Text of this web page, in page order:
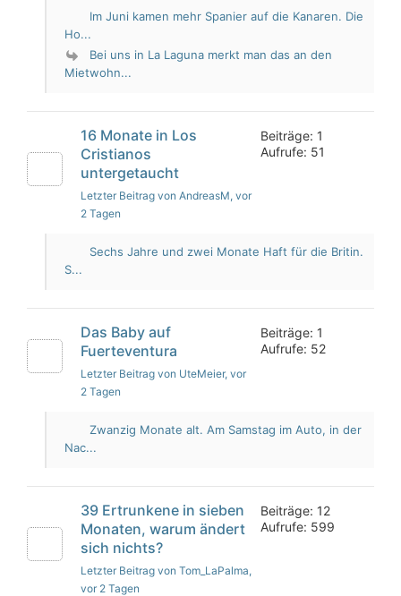
Im Juni kamen mehr Spanier auf die Kanaren. Die
Ho...
Bei uns in La Laguna merkt man das an den
Mietwohn...
16 Monate in Los
Cristianos
untergetaucht
Letzter Beitrag von AndreasM, vor
2 Tagen
Beiträge: 1
Aufrufe: 51
Sechs Jahre und zwei Monate Haft für die Britin.
S...
Das Baby auf
Fuerteventura
Letzter Beitrag von UteMeier, vor
2 Tagen
Beiträge: 1
Aufrufe: 52
Zwanzig Monate alt. Am Samstag im Auto, in der
Nac...
39 Ertrunkene in sieben
Monaten, warum ändert
sich nichts?
Letzter Beitrag von Tom_LaPalma,
vor 2 Tagen
Beiträge: 12
Aufrufe: 599